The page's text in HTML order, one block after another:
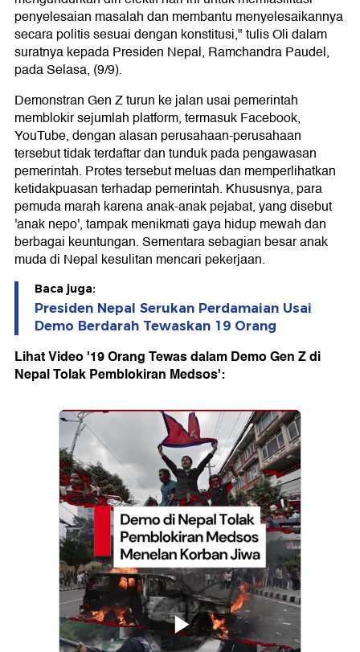
penyelesaian masalah dan membantu menyelesaikannya
secara politis sesuai dengan konstitusi," tulis Oli dalam
suratnya kepada Presiden Nepal, Ramchandra Paudel,
pada Selasa, (9/9).
Demonstran Gen Z turun ke jalan usai pemerintah
memblokir sejumlah platform, termasuk Facebook,
YouTube, dengan alasan perusahaan-perusahaan
tersebut tidak terdaftar dan tunduk pada pengawasan
pemerintah. Protes tersebut meluas dan memperlihatkan
ketidakpuasan terhadap pemerintah. Khususnya, para
pemuda marah karena anak-anak pejabat, yang disebut
'anak nepo', tampak menikmati gaya hidup mewah dan
berbagai keuntungan. Sementara sebagian besar anak
muda di Nepal kesulitan mencari pekerjaan.
Baca juga:
Presiden Nepal Serukan Perdamaian Usai
Demo Berdarah Tewaskan 19 Orang
Lihat Video '19 Orang Tewas dalam Demo Gen Z di
Nepal Tolak Pemblokiran Medsos':